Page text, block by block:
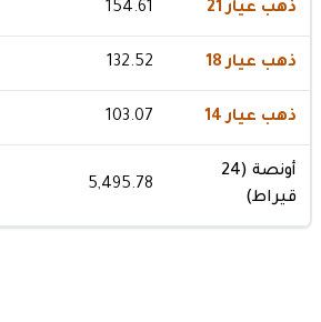
ذهب عيار 21 154.61
ذهب عيار 18 132.52
ذهب عيار 14 103.07
أونصة (24
قيراط)
5,495.78